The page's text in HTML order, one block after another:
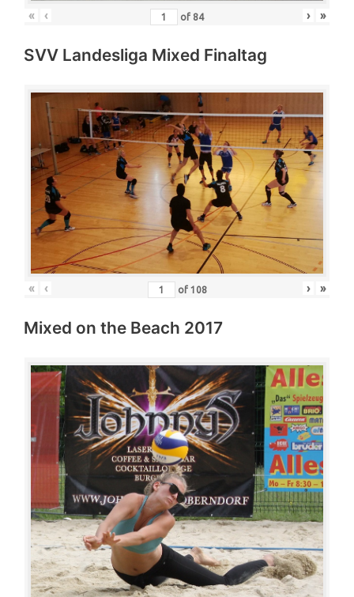
« ‹ of 84 › »
SVV Landesliga Mixed Finaltag
« ‹ of 108 › »
Mixed on the Beach 2017